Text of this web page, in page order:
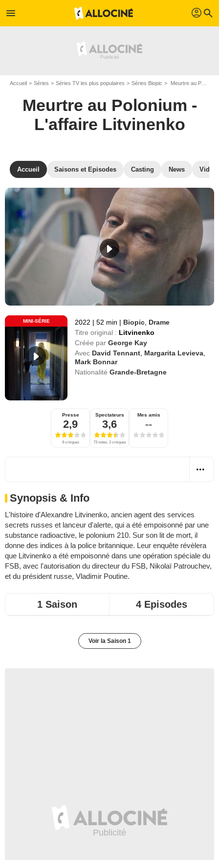
menu profil search
Accueil Séries Séries TV les plus populaires Séries Biopic Meurtre au Polonium - L'affaire Litvinenko
Meurtre au Polonium -
L'affaire Litvinenko
Accueil Saisons et Episodes Casting News
MINI-SÉRIE 2022 | 52 min | Biopic Drame
Titre original : Litvinenko
Créée par George Kay
Avec David Tennant Margarita Levieva
Mark Bonnar
Nationalité Grande-Bretagne
Presse
2,9
8 critiques
Spectateurs
3,6
73 notes, 3 critiques
Mes amis
--
Synopsis & Info
L'histoire d'Alexandre Litvinenko, ancien agent des services
secrets russes et lanceur d'alerte, qui a été empoisonné par une
substance radioactive, le polonium 210. Sur son lit de mort, il
donne des indices à la police britannique. Leur enquête révèlera
que Litvinenko a été empoisonné dans une opération spéciale du
FSB, avec l'autorisation du directeur du FSB, Nikolaï Patrouchev,
et du président russe, Vladimir Poutine.
1 Saison 4 Episodes
Voir la Saison 1